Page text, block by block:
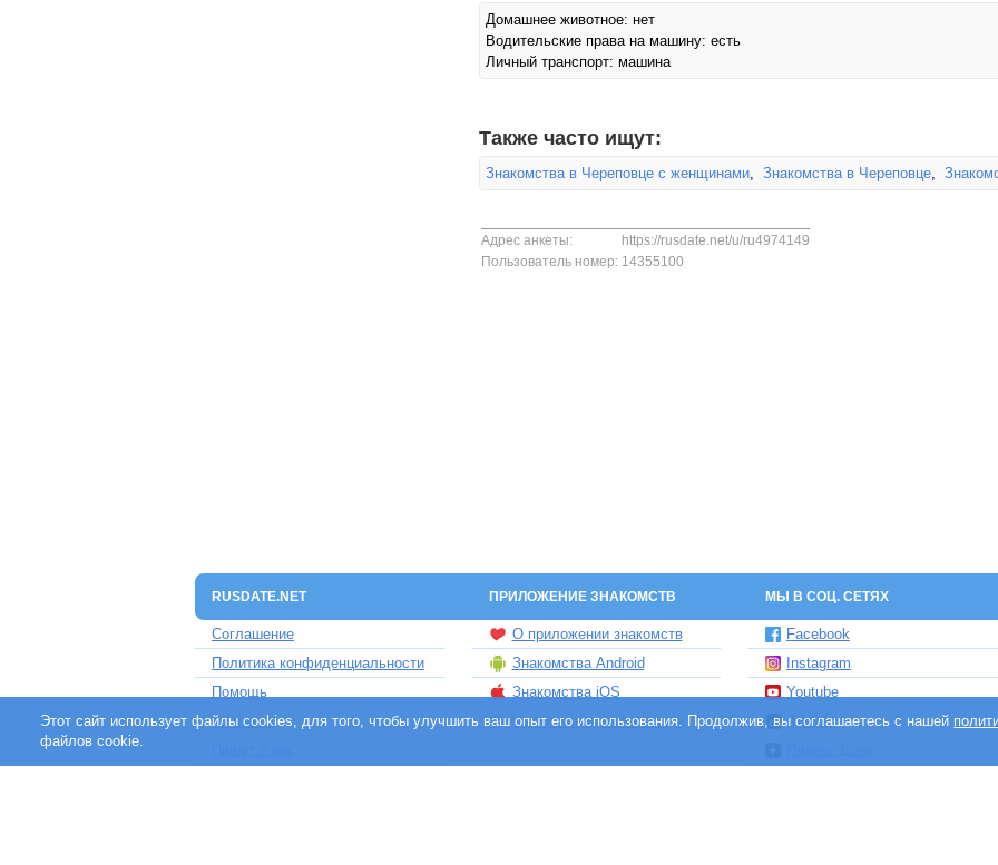
Домашнее животное: нет
Водительские права на машину: есть
Личный транспорт: машина
Также часто ищут:
Знакомства в Череповце с женщинами, Знакомства в Череповце,
Адрес анкеты:
https://rusdate.net/u/ru4974149
Пользователь номер: 14355100
RUSDATE.NET ПРИЛОЖЕНИЕ ЗНАКОМСТВ МЫ В СОЦ. СЕТЯХ
Соглашение
Политика конфиденциальности
Помощь
Контакты
О приложении знакомств
Знакомства Android
Знакомства iOS
Чат бот знакомств Елена
Facebook
Instagram
Youtube
TikTok
Этот сайт использует файлы cookies, для того, чтобы улучшить ваш опыт его использования. Продолжив, вы соглашаетесь с нашей
файлов cookie.